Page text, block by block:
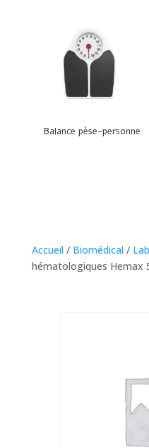
Balance pèse-personne
Accueil / Biomédical /
hématologiques Hemax